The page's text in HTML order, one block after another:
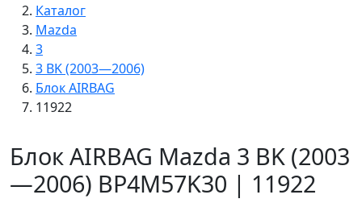
Каталог
Mazda
3
3 BK (2003—2006)
Блок AIRBAG
11922
Блок AIRBAG Mazda 3 BK (2003
—2006) BP4M57K30 | 11922